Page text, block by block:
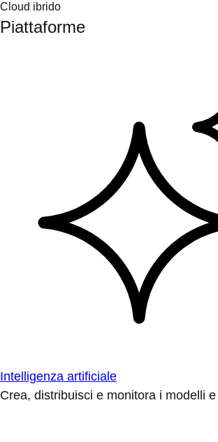
Cloud ibrido
Piattaforme
Intelligenza artificiale
Crea, distribuisci e monitora i modelli